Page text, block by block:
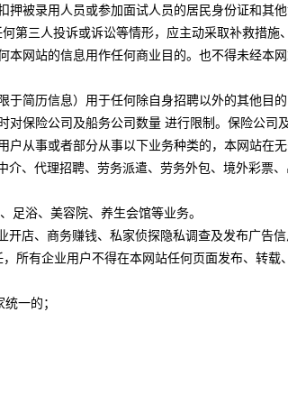
被录用人员或参加面试人员的居民身份证和其
第三人投诉或诉讼等情形，应主动采取补救措施
本网站的信息用作任何商业目的。也不得未经
简历信息）用于任何除自身招聘以外的其他目
保险公司及船务公司数量 进行限制。保险公司
从事或者部分从事以下业务种类的，本网站在
介、代理招聘、劳务派遣、劳务外包、境外彩
足浴、美容院、养生会馆等业务。
店、商务赚钱、私家侦探隐私调查及发布广告信
所有企业用户不得在本网站任何页面发布、转
一的；